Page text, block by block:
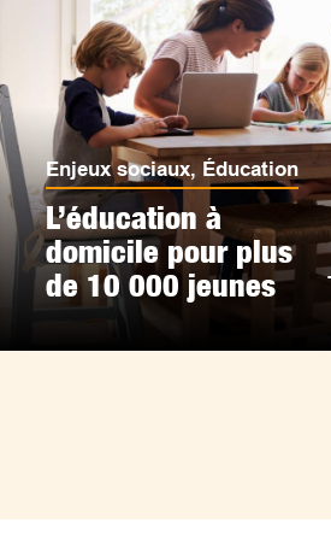
Enjeux sociaux, Éducation
L’éducation à
domicile pour plus
de 10 000 jeunes